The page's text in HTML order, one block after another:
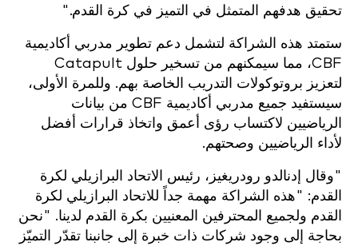
تحقيق هدفهم المتمثل في التميز في كرة القدم."
ستمتد هذه الشراكة لتشمل دعم تطوير مدربي أكاديمية
CBF، مما سيمكنهم من تسخير حلول Catapult
لتعزيز بروتوكولات التدريب الخاصة بهم. وللمرة الأولى،
سيستفيد جميع مدربي أكاديمية CBF من بيانات
الرياضيين لاكتساب رؤى أعمق واتخاذ قرارات أفضل
لأداء الرياضيين وصحتهم.
"وقال إدنالدو رودريغيز، رئيس الاتحاد البرازيلي لكرة
القدم: "هذه الشراكة مهمة جداً للاتحاد البرازيلي لكرة
القدم ولجميع المحترفين المعنيين بكرة القدم لدينا. "نحن
بحاجة إلى وجود شركات ذات خبرة إلى جانبنا تقدّر التميّز